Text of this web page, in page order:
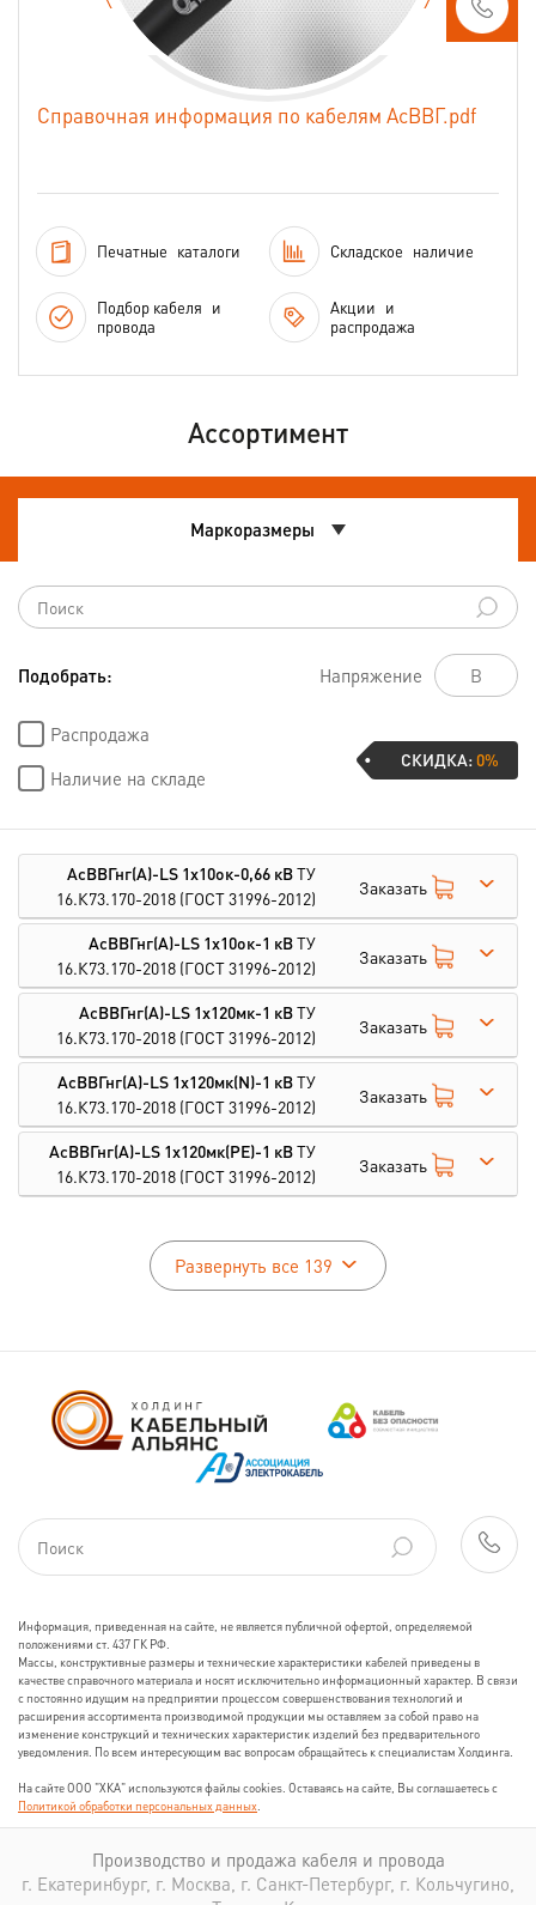
Справочная информация по кабелям АсВВГ.pdf
Печатные каталоги Складское наличие
Подбор кабеля и
провода
Акции и
распродажа
Ассортимент
Маркоразмеры
Подобрать: Напряжение
Распродажа
Наличие на складе
СКИДКА:0%
АсВВГнг(А)-LS 1х10ок-0,66 кВТУ
16.К73.170-2018 (ГОСТ 31996-2012) Заказать
АсВВГнг(А)-LS 1х10ок-1 кВТУ
16.К73.170-2018 (ГОСТ 31996-2012) Заказать
АсВВГнг(А)-LS 1х120мк-1 кВТУ
16.К73.170-2018 (ГОСТ 31996-2012) Заказать
АсВВГнг(А)-LS 1х120мк(N)-1 кВТУ
16.К73.170-2018 (ГОСТ 31996-2012) Заказать
АсВВГнг(А)-LS 1х120мк(PE)-1 кВТУ
16.К73.170-2018 (ГОСТ 31996-2012) Заказать
Развернуть все 139
Информация, приведенная на сайте, не является публичной офертой, определяемой
положениями ст. 437 ГК РФ.
Массы, конструктивные размеры и технические характеристики кабелей приведены в
качестве справочного материала и носят исключительно информационный характер. В связи
с постоянно идущим на предприятии процессом совершенствования технологий и
расширения ассортимента производимой продукции мы оставляем за собой право на
изменение конструкций и технических характеристик изделий без предварительного
уведомления. По всем интересующим вас вопросам обращайтесь к специалистам Холдинга.
На сайте ООО "ХКА" используются файлы cookies. Оставаясь на сайте, Вы соглашаетесь с
Политикой обработки персональных данных
Производство и продажа кабеля и провода
г. Екатеринбург, г. Москва, г. Санкт-Петербург, г. Кольчугино,